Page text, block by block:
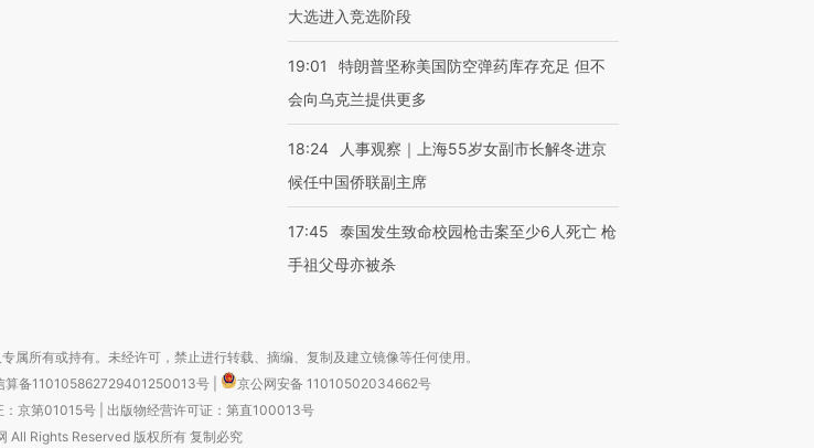
大选进入竞选阶段
19:01
特朗普坚称美国防空弹药库存充足 但不
会向乌克兰提供更多
18:24
人事观察｜上海55岁女副市长解冬进京
候任中国侨联副主席
17:45
泰国发生致命校园枪击案至少6人死亡 枪
手祖父母亦被杀
属所有或持有。未经许可，禁止进行转载、摘编、复制及建立镜像等任何使用。
算备110105862729401250013号
京公网安备 11010502034662号
：京第01015号| 出版物经营许可证：第直100013号
All Rights Reserved 版权所有 复制必究